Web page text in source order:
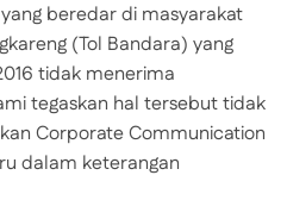
beredar di masyarakat
(Tol Bandara) yang
tidak menerima
tegaskan hal tersebut tidak
Corporate Communication
dalam keterangan